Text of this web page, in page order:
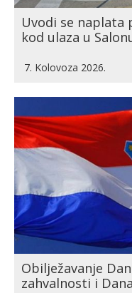
Uvodi se
kod ulaza u
7. Kolovoza 2026.
Obilježavanje
zahvalnosti i